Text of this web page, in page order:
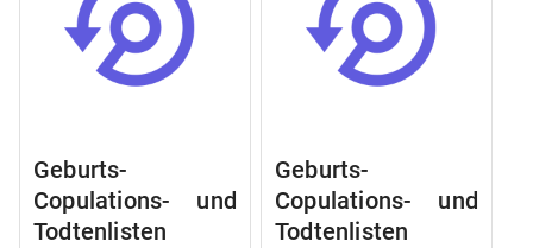
Geburts-
Copulations- und
Todtenlisten
Geburts-
Copulations- und
Todtenlisten